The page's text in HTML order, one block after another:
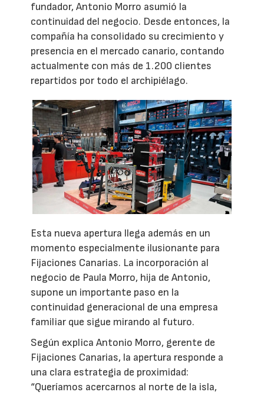
fundador, Antonio Morro asumió la
continuidad del negocio. Desde entonces, la
compañía ha consolidado su crecimiento y
presencia en el mercado canario, contando
actualmente con más de 1.200 clientes
repartidos por todo el archipiélago.
Esta nueva apertura llega además en un
momento especialmente ilusionante para
Fijaciones Canarias. La incorporación al
negocio de Paula Morro, hija de Antonio,
supone un importante paso en la
continuidad generacional de una empresa
familiar que sigue mirando al futuro.
Según explica Antonio Morro, gerente de
Fijaciones Canarias, la apertura responde a
una clara estrategia de proximidad:
“Queríamos acercarnos al norte de la isla,